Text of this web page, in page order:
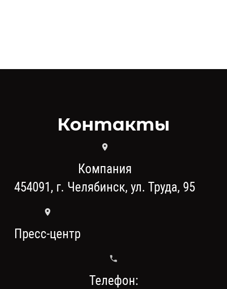
Контакты
Компания
454091, г. Челябинск, ул. Труда, 95
Пресс-центр
Телефон: